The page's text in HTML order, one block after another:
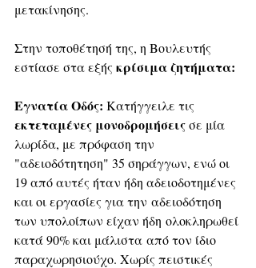
μετακίνησης.
Στην τοποθέτησή της, η Βουλευτής
εστίασε στα εξής κρίσιμα ζητήματα:
Εγνατία Οδός: Κατήγγειλε τις
εκτεταμένες μονοδρομήσεις σε μία
λωρίδα, με πρόφαση την
"αδειοδότητηση" 35 σηράγγων, ενώ οι
19 από αυτές ήταν ήδη αδειοδοτημένες
και οι εργασίες για την αδειοδότηση
των υπολοίπων είχαν ήδη ολοκληρωθεί
κατά 90% και μάλιστα από τον ίδιο
παραχωρησιούχο. Χωρίς πειστικές